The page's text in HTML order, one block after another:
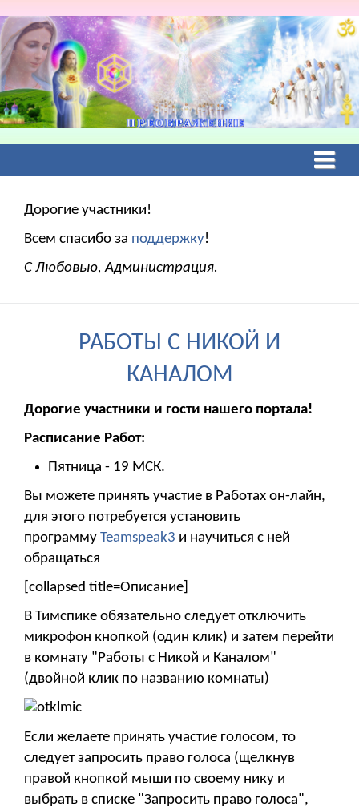
Дорогие участники!
Всем спасибо за поддержку!
С Любовью, Администрация.
РАБОТЫ С НИКОЙ И
КАНАЛОМ
Дорогие участники и гости нашего портала!
Расписание Работ:
Пятница - 19 МСК.
Вы можете принять участие в Работах он-лайн,
для этого потребуется установить
программу Teamspeak3 и научиться с ней
обращаться
[collapsed title=Описание]
В Тимспике обязательно следует отключить
микрофон кнопкой (один клик) и затем перейти
в комнату "Работы с Никой и Каналом"
(двойной клик по названию комнаты)
Если желаете принять участие голосом, то
следует запросить право голоса (щелкнув
правой кнопкой мыши по своему нику и
выбрать в списке "Запросить право голоса",